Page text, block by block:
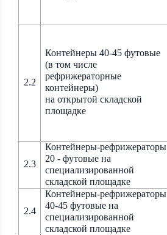
2.2
Контейнеры 40-45 футовые
(в том числе
рефрижераторные
контейнеры)
на открытой складской
площадке
2.3
Контейнеры-рефрижераторы
20 - футовые на
специализированной
складской площадке
2.4
Контейнеры-рефрижераторы
40-45 футовые на
специализированной
складской площадке